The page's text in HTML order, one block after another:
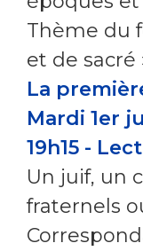
Thème du
et de sacré
La
Mardi 1er
19h15 -
Un juif, un
fraternels